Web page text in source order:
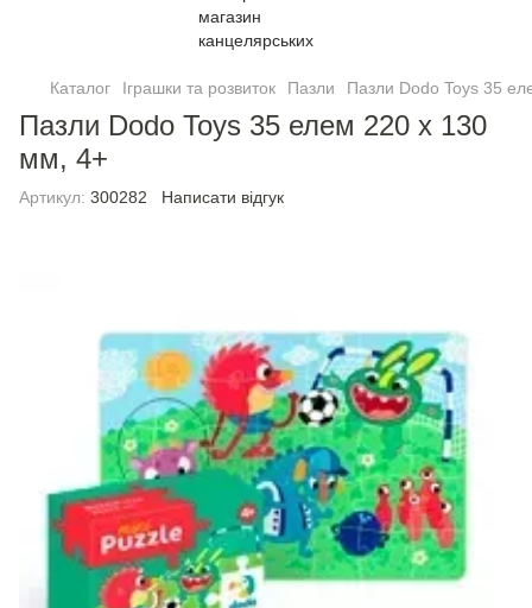
Каталог Іграшки та розвиток Пазли Пазли Dodo Toys 35
Пазли Dodo Toys 35 елем 220 х 130
мм, 4+
Артикул: 300282 Написати відгук